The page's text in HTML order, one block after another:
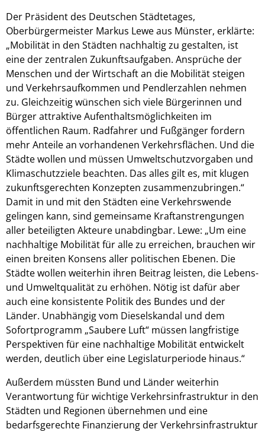
Der Präsident des Deutschen Städtetages,
Oberbürgermeister Markus Lewe aus Münster, erklärte:
„Mobilität in den Städten nachhaltig zu gestalten, ist
eine der zentralen Zukunftsaufgaben. Ansprüche der
Menschen und der Wirtschaft an die Mobilität steigen
und Verkehrsaufkommen und Pendlerzahlen nehmen
zu. Gleichzeitig wünschen sich viele Bürgerinnen und
Bürger attraktive Aufenthaltsmöglichkeiten im
öffentlichen Raum. Radfahrer und Fußgänger fordern
mehr Anteile an vorhandenen Verkehrsflächen. Und die
Städte wollen und müssen Umweltschutzvorgaben und
Klimaschutzziele beachten. Das alles gilt es, mit klugen
zukunftsgerechten Konzepten zusammenzubringen.“
Damit in und mit den Städten eine Verkehrswende
gelingen kann, sind gemeinsame Kraftanstrengungen
aller beteiligten Akteure unabdingbar. Lewe: „Um eine
nachhaltige Mobilität für alle zu erreichen, brauchen wir
einen breiten Konsens aller politischen Ebenen. Die
Städte wollen weiterhin ihren Beitrag leisten, die Lebens-
und Umweltqualität zu erhöhen. Nötig ist dafür aber
auch eine konsistente Politik des Bundes und der
Länder. Unabhängig vom Dieselskandal und dem
Sofortprogramm „Saubere Luft“ müssen langfristige
Perspektiven für eine nachhaltige Mobilität entwickelt
werden, deutlich über eine Legislaturperiode hinaus.“
Außerdem müssten Bund und Länder weiterhin
Verantwortung für wichtige Verkehrsinfrastruktur in den
Städten und Regionen übernehmen und eine
bedarfsgerechte Finanzierung der Verkehrsinfrastruktur